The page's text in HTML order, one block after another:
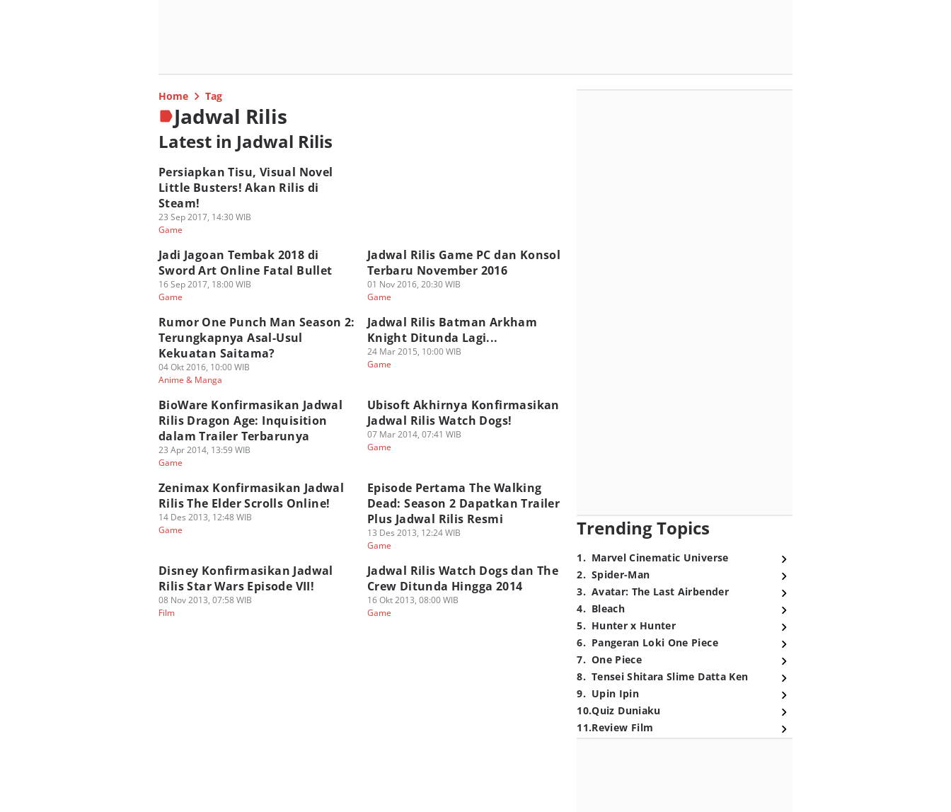
Home Tag
Jadwal Rilis
Latest in Jadwal Rilis
Persiapkan Tisu, Visual Novel
Little Busters! Akan Rilis di
Steam!
23 Sep 2017, 14:30 WIB
Game
Jadi Jagoan Tembak 2018 di
Sword Art Online Fatal Bullet
16 Sep 2017, 18:00 WIB
Game
Jadwal Rilis Game PC dan Konsol
Terbaru November 2016
01 Nov 2016, 20:30 WIB
Game
Rumor One Punch Man Season 2:
Terungkapnya Asal-Usul
Kekuatan Saitama?
04 Okt 2016, 10:00 WIB
Anime & Manga
Jadwal Rilis Batman Arkham
Knight Ditunda Lagi...
24 Mar 2015, 10:00 WIB
Game
BioWare Konfirmasikan Jadwal
Rilis Dragon Age: Inquisition
dalam Trailer Terbarunya
23 Apr 2014, 13:59 WIB
Game
Ubisoft Akhirnya Konfirmasikan
Jadwal Rilis Watch Dogs!
07 Mar 2014, 07:41 WIB
Game
Zenimax Konfirmasikan Jadwal
Rilis The Elder Scrolls Online!
14 Des 2013, 12:48 WIB
Game
Episode Pertama The Walking
Dead: Season 2 Dapatkan Trailer
Plus Jadwal Rilis Resmi
13 Des 2013, 12:24 WIB
Game
Disney Konfirmasikan Jadwal
Rilis Star Wars Episode VII!
08 Nov 2013, 07:58 WIB
Film
Jadwal Rilis Watch Dogs dan The
Crew Ditunda Hingga 2014
16 Okt 2013, 08:00 WIB
Game
Trending Topics
1. Marvel Cinematic Universe
2. Spider-Man
3. Avatar: The Last Airbender
4. Bleach
5. Hunter x Hunter
6. Pangeran Loki One Piece
7. One Piece
8. Tensei Shitara Slime Datta Ken
9. Upin Ipin
10.Quiz Duniaku
11.Review Film